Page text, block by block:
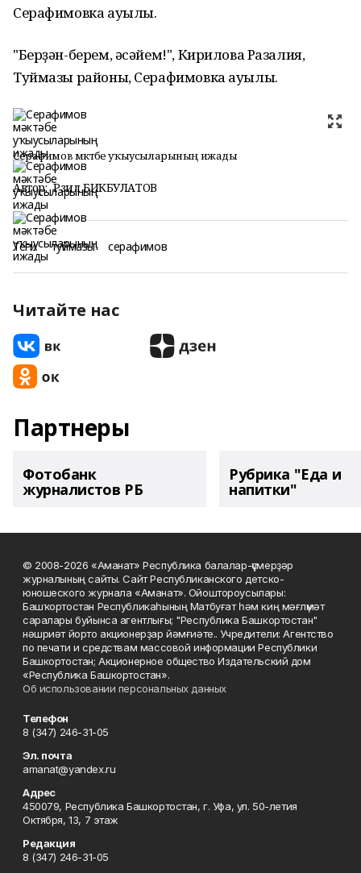
Серафимовка ауылы.
"Берҙән-берем, әсәйем!", Кирилова Разалия,
Туймазы районы, Серафимовка ауылы.
Серафимов мәктәбе уҡыусыларының ижады
Автор: Рәзил БИКБУЛАТОВ
Теги: туймазы серафимов
Читайте нас
Партнеры
Фотобанк
журналистов РБ
Рубрика "Еда и
напитки"
© 2008-2026 «Аманат» Республика балалар-үҫмерҙәр
журналының сайты. Сайт Республиканского детско-
юношеского журнала «Аманат». Ойоштороусылары:
Башҡортостан Республикаһының Матбуғат һәм киң мәғлүмәт
саралары буйынса агентлығы; "Республика Башкортостан"
нәшриәт йорто акционерҙар йәмғиәте.. Учредители: Агентство
по печати и средствам массовой информации Республики
Башкортостан; Акционерное общество Издательский дом
«Республика Башкортостан».
Об использовании персональных данных
Телефон
8 (347) 246-31-05
Эл. почта
amanat@yandex.ru
Адрес
450079, Республика Башкортостан, г. Уфа, ул. 50-летия
Октября, 13, 7 этаж
Редакция
8 (347) 246-31-05